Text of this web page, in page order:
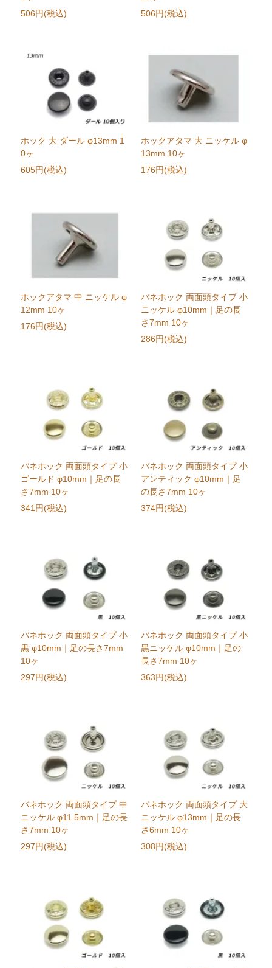
506円(税込)
506円(税込)
ホック 大 ダール φ13mm 1
0ヶ
605円(税込)
ホックアタマ 大 ニッケル φ
13mm 10ヶ
176円(税込)
ホックアタマ 中 ニッケル φ
12mm 10ヶ
176円(税込)
バネホック 両面頭タイプ 小
ニッケル φ10mm｜足の長
さ7mm 10ヶ
286円(税込)
バネホック 両面頭タイプ 小
ゴールド φ10mm｜足の長
さ7mm 10ヶ
341円(税込)
バネホック 両面頭タイプ 小
アンティック φ10mm｜足
の長さ7mm 10ヶ
374円(税込)
バネホック 両面頭タイプ 小
黒 φ10mm｜足の長さ7mm
10ヶ
297円(税込)
バネホック 両面頭タイプ 小
黒ニッケル φ10mm｜足の
長さ7mm 10ヶ
363円(税込)
バネホック 両面頭タイプ 中
ニッケル φ11.5mm｜足の長
さ7mm 10ヶ
297円(税込)
バネホック 両面頭タイプ 大
ニッケル φ13mm｜足の長
さ6mm 10ヶ
308円(税込)